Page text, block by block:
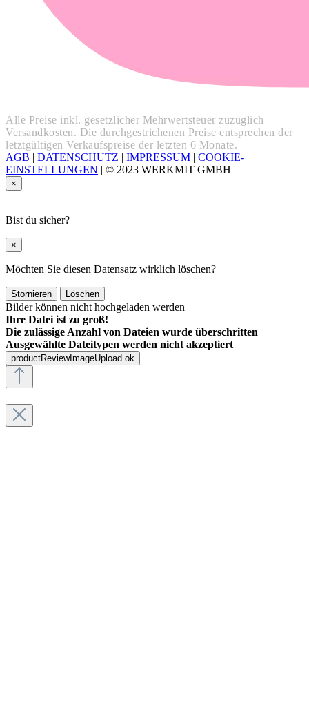
Alle Preise inkl. gesetzlicher Mehrwertsteuer zuzüglich
Versandkosten. Die durchgestrichenen Preise entsprechen der
letztgültigen Verkaufspreise der letzten 6 Monate.
AGB | DATENSCHUTZ | IMPRESSUM | COOKIE-
EINSTELLUNGEN | © 2023 WERKMIT GMBH
×
Bist du sicher?
×
Möchten Sie diesen Datensatz wirklich löschen?
Stornieren Löschen
Bilder können nicht hochgeladen werden
Ihre Datei ist zu groß!
Die zulässige Anzahl von Dateien wurde überschritten
Ausgewählte Dateitypen werden nicht akzeptiert
productReviewImageUpload.ok